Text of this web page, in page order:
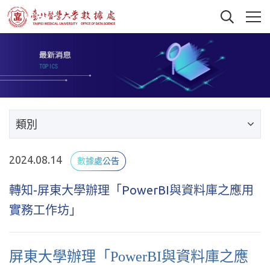
類別
2024.08.14 數據處公告
轉知-屏東大學辦理「PowerBI與資料庫之應用
實務工作坊」
屏東大學辦理「PowerBI與資料庫之應